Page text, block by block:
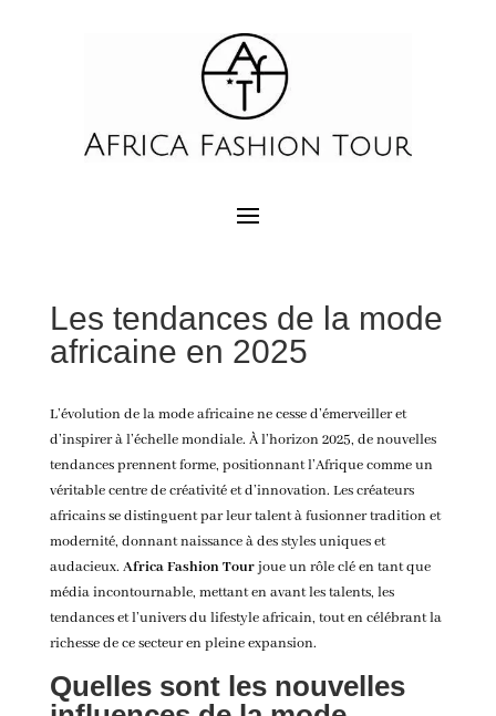
Les tendances de la mode
africaine en 2025
L’évolution de lamode africainene cesse d’émerveiller et
d’inspirer à l’échelle mondiale. À l’horizon 2025, de nouvelles
tendances prennent forme, positionnant l’Afrique comme un
véritable centre de créativité et d’innovation. Les créateurs
africains se distinguent par leur talent à fusionner tradition et
modernité, donnant naissance à des styles uniques et
audacieux. Africa Fashion Tourjoue un rôle clé en tant que
média incontournable, mettant en avant les talents, les
tendances et l’univers du lifestyle africain, tout en célébrant la
richesse de ce secteur en pleine expansion.
Quelles sont les nouvelles